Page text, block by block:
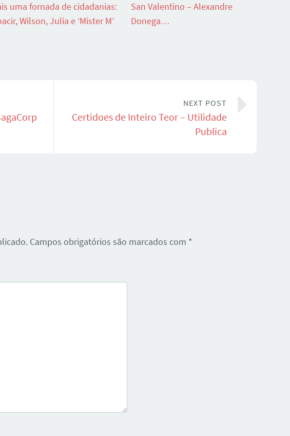
uma fornada de cidadanias:
Wilson, Julia e ‘Mister M’
San Valentino – Alexandre
Donega…
NEXT POST
Certidoes de Inteiro Teor – Utilidade
Publica
Campos obrigatórios são marcados com *